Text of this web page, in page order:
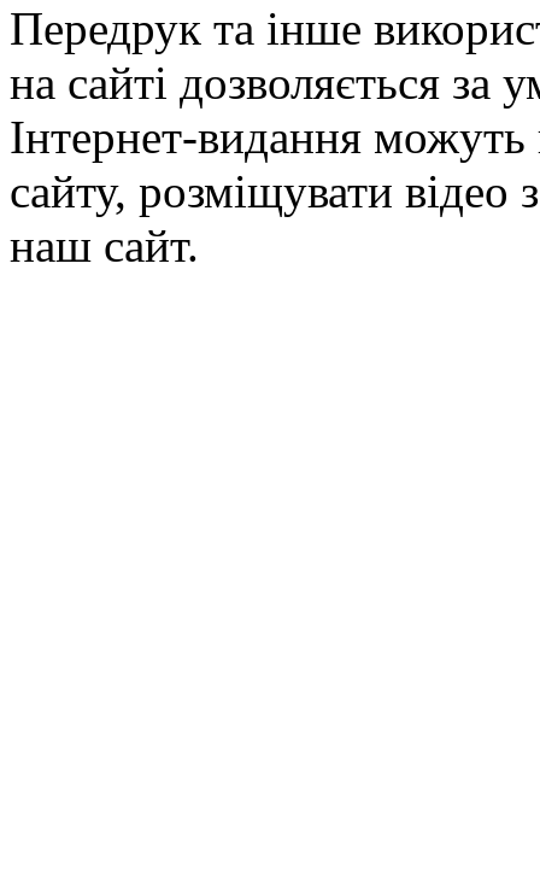
Передрук та інше
на сайті дозволяється
Інтернет-видання можуть
сайту, розміщувати відео
наш сайт.